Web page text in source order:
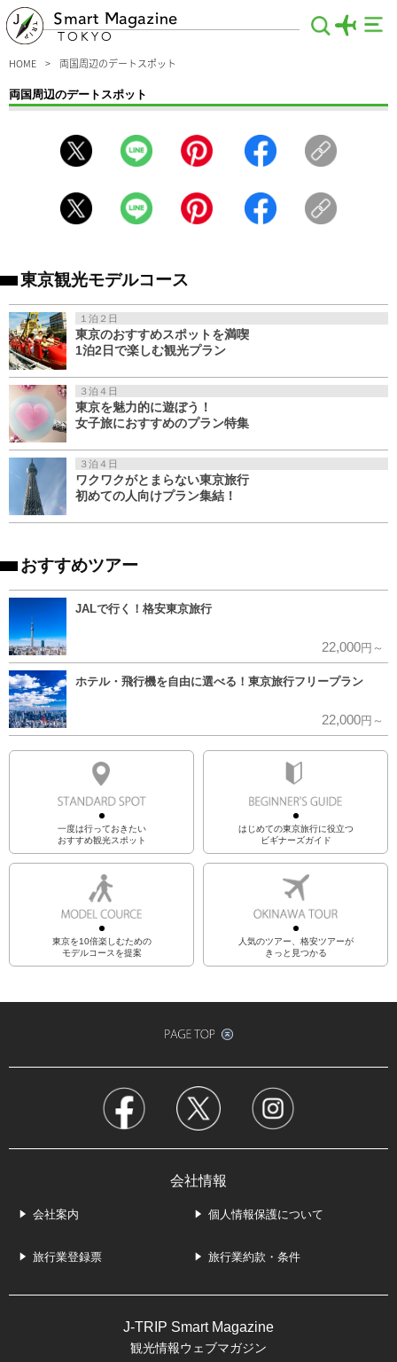
Smart Magazine
TOKYO
HOME 両国周辺のデートスポット
両国周辺のデートスポット
館や江戸東京博物館など見どころ満載で、墨田川を眺めながら街を散策すれば、下
町の古き良き雰囲気をたっぷり味わえます。もちろん観光にも楽しめるスポットば
東京観光モデルコース
１泊２日
東京のおすすめスポットを満喫
1泊2日で楽しむ観光プラン
３泊４日
東京を魅力的に遊ぼう！
女子旅におすすめのプラン特集
３泊４日
ワクワクがとまらない東京旅行
初めての人向けプラン集結！
おすすめツアー
JALで行く！格安東京旅行
22,000円～
ホテル・飛行機を自由に選べる！東京旅行フリープラン
22,000円～
一度は行っておきたい
おすすめ観光スポット
はじめての東京旅行に役立つ
ビギナーズガイド
東京を10倍楽しむための
モデルコースを提案
人気のツアー、格安ツアーが
きっと見つかる
会社情報
会社案内 個人情報保護について
旅行業登録票 旅行業約款・条件
J-TRIP Smart Magazine
観光情報ウェブマガジン